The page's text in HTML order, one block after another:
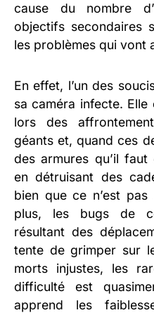
cause du nombre
objectifs secondaires
les problèmes qui vont
En effet, l’un des
sa caméra infecte. Elle
lors des
géants et, quand ces
des armures qu’il
en détruisant des
bien que ce n’est
plus, les bugs de
résultant des
tente de grimper sur
morts injustes, les
difficulté est
apprend les